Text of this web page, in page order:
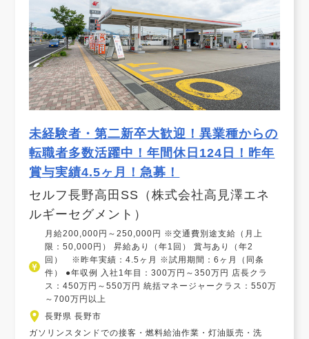
未経験者・第二新卒大歓迎！異業種からの
転職者多数活躍中！年間休日124日！昨年
賞与実績4.5ヶ月！急募！
セルフ長野高田SS（株式会社高見澤エネ
ルギーセグメント）
月給200,000円～250,000円 ※交通費別途支給（月上
限：50,000円） 昇給あり（年1回） 賞与あり（年2
回） ※昨年実績：4.5ヶ月 ※試用期間：6ヶ月（同条
件） ●年収例 入社1年目：300万円～350万円 店長クラ
ス：450万円～550万円 統括マネージャークラス：550万
～700万円以上
長野県 長野市
ガソリンスタンドでの接客・燃料給油作業・灯油販売・洗